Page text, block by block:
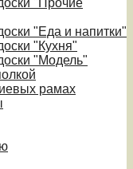
"Прочие
"Еда и напитки"
"Кухня"
"Модель"
рамах